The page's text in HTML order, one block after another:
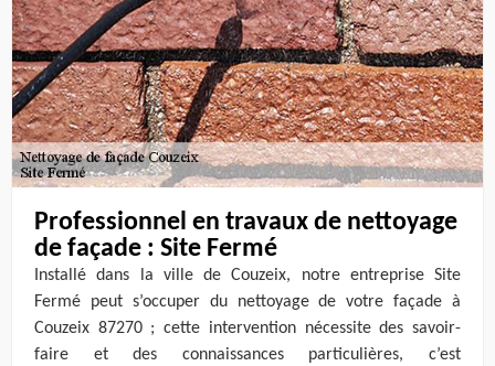
Professionnel en travaux de nettoyage
de façade : Site Fermé
Installé dans la ville de Couzeix, notre entreprise Site
Fermé peut s’occuper du nettoyage de votre façade à
Couzeix 87270 ; cette intervention nécessite des savoir-
faire et des connaissances particulières, c’est